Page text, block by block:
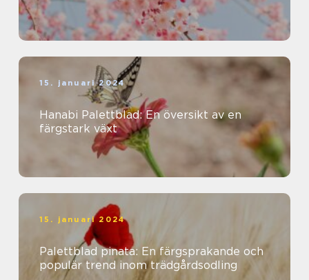
15. januari 2024
Hanabi Palettblad: En översikt av en
färgstark växt
15. januari 2024
Palettblad pinata: En färgsprakande och
populär trend inom trädgårdsodling